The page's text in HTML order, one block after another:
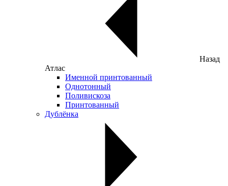
Назад
Атлас
Именной принтованный
Однотонный
Поливискоза
Принтованный
Дублёнка